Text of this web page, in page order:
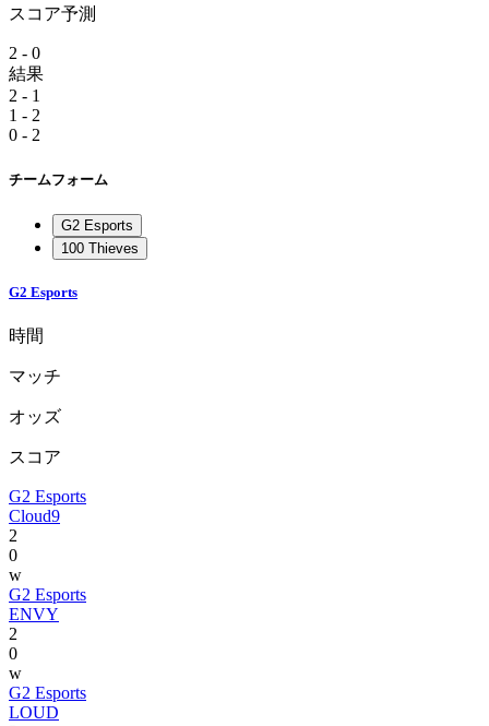
スコア予測
2 - 0
結果
2 - 1
1 - 2
0 - 2
チームフォーム
G2 Esports
100 Thieves
G2 Esports
時間
マッチ
オッズ
スコア
G2 Esports
Cloud9
2
0
w
G2 Esports
ENVY
2
0
w
G2 Esports
LOUD